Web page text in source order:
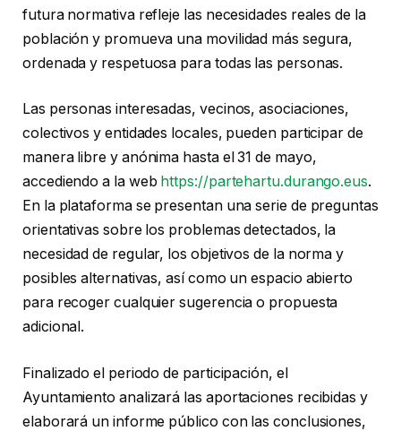
futura normativa refleje las necesidades reales de la
población y promueva una movilidad más segura,
ordenada y respetuosa para todas las personas.
Las personas interesadas, vecinos, asociaciones,
colectivos y entidades locales, pueden participar de
manera libre y anónima hasta el 31 de mayo,
accediendo a la web https://partehartu.durango.eus.
En la plataforma se presentan una serie de preguntas
orientativas sobre los problemas detectados, la
necesidad de regular, los objetivos de la norma y
posibles alternativas, así como un espacio abierto
para recoger cualquier sugerencia o propuesta
adicional.
Finalizado el periodo de participación, el
Ayuntamiento analizará las aportaciones recibidas y
elaborará un informe público con las conclusiones,